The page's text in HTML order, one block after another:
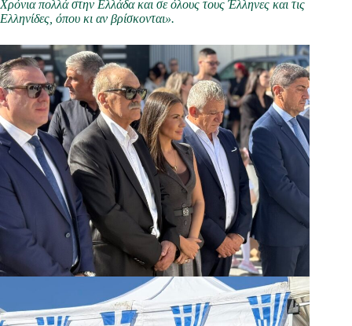
Χρόνια πολλά στην Ελλάδα και σε όλους τους Έλληνες και τις
Ελληνίδες, όπου κι αν βρίσκονται».